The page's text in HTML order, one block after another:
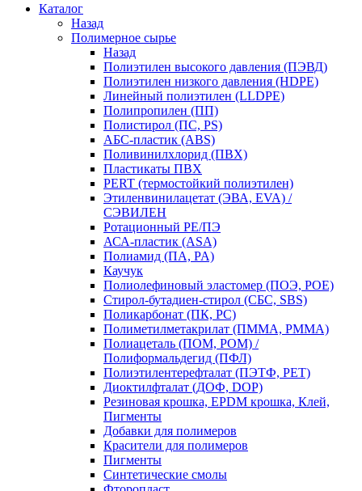
Каталог
Назад
Полимерное сырье
Назад
Полиэтилен высокого давления (ПЭВД)
Полиэтилен низкого давления (HDPE)
Линейный полиэтилен (LLDPE)
Полипропилен (ПП)
Полистирол (ПС, PS)
АБС-пластик (ABS)
Поливинилхлорид (ПВХ)
Пластикаты ПВХ
PERT (термостойкий полиэтилен)
Этиленвинилацетат (ЭВА, EVA) /
СЭВИЛЕН
Ротационный PE/ПЭ
АСА-пластик (ASA)
Полиамид (ПА, PA)
Каучук
Полиолефиновый эластомер (ПОЭ, POE)
Стирол-бутадиен-стирол (СБС, SBS)
Поликарбонат (ПК, PC)
Полиметилметакрилат (ПММА, PMMA)
Полиацеталь (ПОМ, POM) /
Полиформальдегид (ПФЛ)
Полиэтилентерефталат (ПЭТФ, PET)
Диоктилфталат (ДОФ, DOP)
Резиновая крошка, EPDM крошка, Клей,
Пигменты
Добавки для полимеров
Красители для полимеров
Пигменты
Синтетические смолы